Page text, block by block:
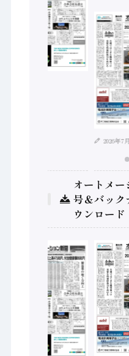
2026年7
オートメ
号＆バック
ウンロード